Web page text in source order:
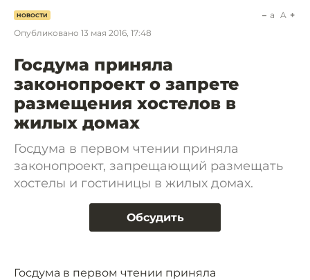
НОВОСТИ
Опубликовано 13 мая 2016, 17:48
a A
Госдума приняла
законопроект о запрете
размещения хостелов в
жилых домах
Госдума в первом чтении приняла
законопроект, запрещающий размещать
хостелы и гостиницы в жилых домах.
Обсудить
Госдума в первом чтении приняла